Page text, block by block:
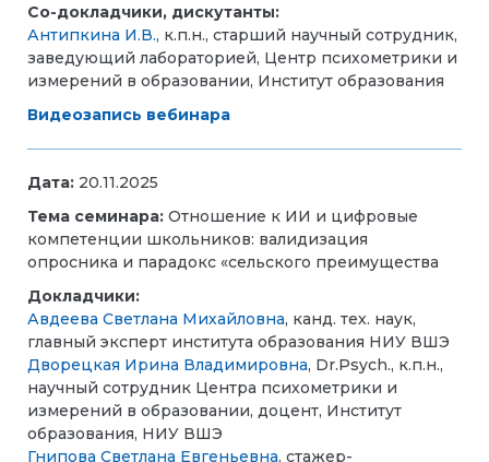
Со-докладчики, дискутанты:
Антипкина И.В., к.п.н., старший научный сотрудник,
заведующий лабораторией, Центр психометрики и
измерений в образовании, Институт образования
Видеозапись вебинара
Дата: 20.11.2025
Тема семинара: Отношение к ИИ и цифровые
компетенции школьников: валидизация
опросника и парадокс «сельского преимущества
Докладчики:
Авдеева Светлана Михайловна, канд. тех. наук,
главный эксперт института образования НИУ ВШЭ
Дворецкая Ирина Владимировна, Dr.Psych., к.п.н.,
научный сотрудник Центра психометрики и
измерений в образовании, доцент, Институт
образования, НИУ ВШЭ
Гнипова Светлана Евгеньевна, стажер-